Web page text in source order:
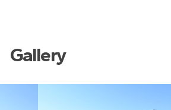
Gallery